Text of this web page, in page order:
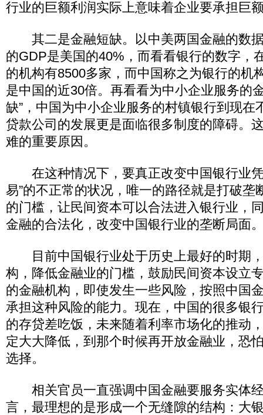
行业的巨额利润实际上意味着企业要承担巨
其二是金融短缺。以中美两国金融的数
的GDP是美国的40%，而看看银行的数字，
的机构有8500多家，而中国称之为银行的机
是中国的近30倍。再看看为中小企业服务的
缺”，中国为中小企业服务的村镇银行到现在
贷款公司的发展更是面临很多制度的障碍。
难的重要原因。
在这种情况下，要真正改变中国银行业凭
易”的不正常的状况，唯一的路径就是打破垄
的门槛，让民间资本可以合法进入银行业，
金融的合法化，改变中国银行业的垄断局面
目前中国银行业处于历史上最好的时期
构，降低金融业的门槛，鼓励民间资本设立
的金融机构，即使发生一些风险，按照中国
承担这种风险的能力。现在，中国的很多银
的存贷差吃饭，未来随着利率市场化的推动
定大大降低，到那个时候再开放金融业，恐
选择。
相关官员一直强调中国金融要服务实体
言，最理想的是形成一个无缝隙的结构：大